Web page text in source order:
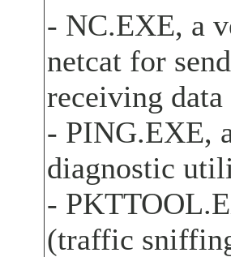
- NC.EXE, a
netcat for
receiving
- PING.EXE,
diagnostic
-
(traffic